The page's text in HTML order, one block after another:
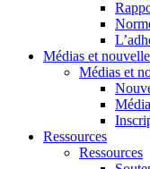
Médias et
Médias et
Ressources
Ressources